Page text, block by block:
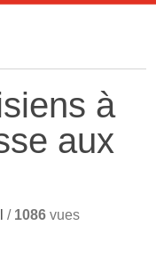
à
aux
/ 1086 vues